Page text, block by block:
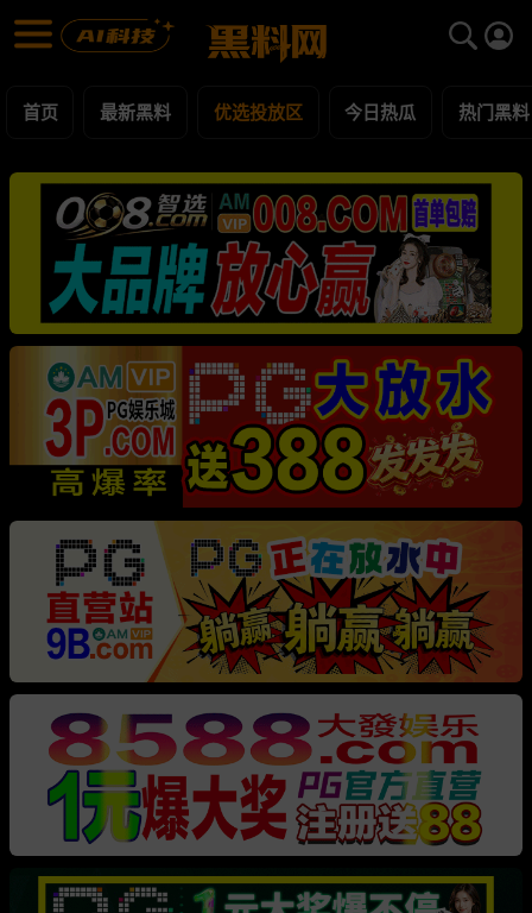
优选投放区 每日更新黑料吃瓜爆料
首页 最新黑料 优选投放区 今日热瓜 热门黑料